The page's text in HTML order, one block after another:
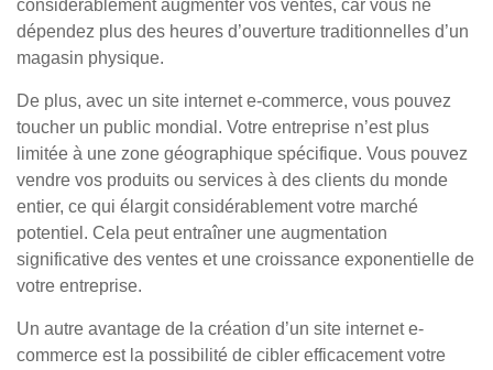
considérablement augmenter vos ventes, car vous ne
dépendez plus des heures d’ouverture traditionnelles d’un
magasin physique.
De plus, avec un site internet e-commerce, vous pouvez
toucher un public mondial. Votre entreprise n’est plus
limitée à une zone géographique spécifique. Vous pouvez
vendre vos produits ou services à des clients du monde
entier, ce qui élargit considérablement votre marché
potentiel. Cela peut entraîner une augmentation
significative des ventes et une croissance exponentielle de
votre entreprise.
Un autre avantage de la création d’un site internet e-
commerce est la possibilité de cibler efficacement votre